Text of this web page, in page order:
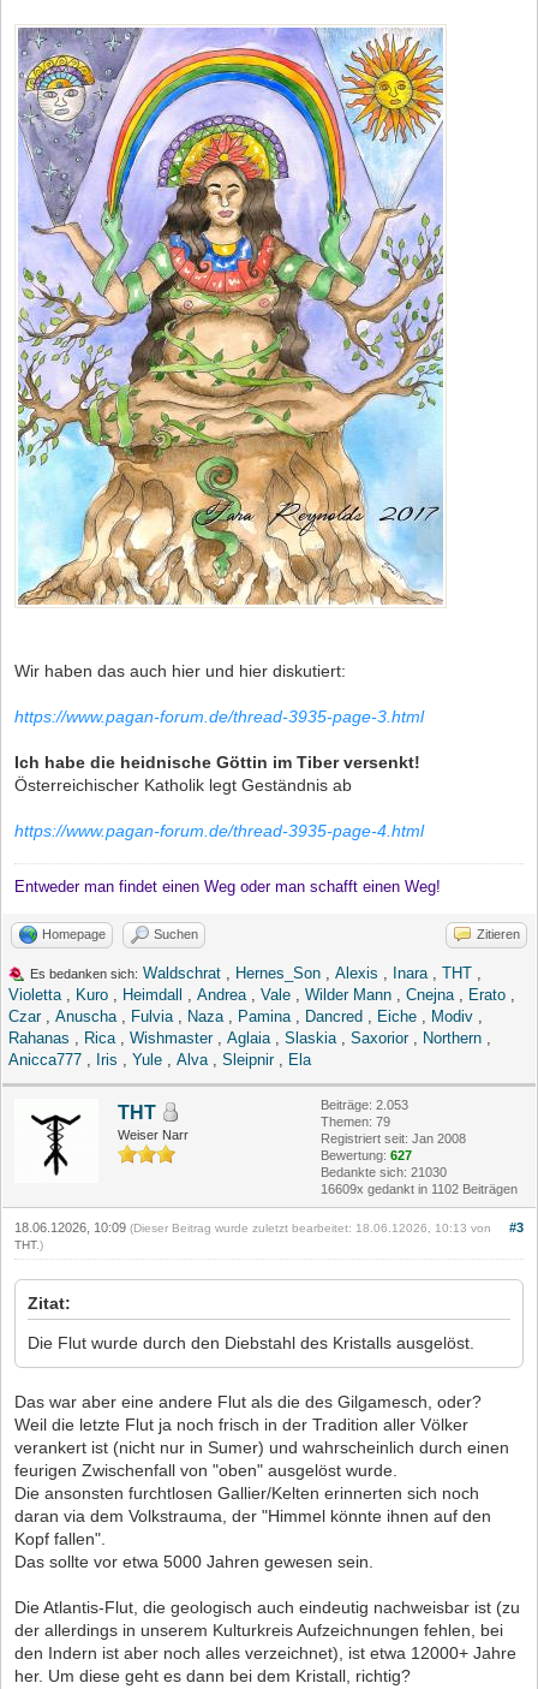
Wir haben das auch hier und hier diskutiert:
https://www.pagan-forum.de/thread-3935-page-3.html
Ich habe die heidnische Göttin im Tiber versenkt!
Österreichischer Katholik legt Geständnis ab
https://www.pagan-forum.de/thread-3935-page-4.html
Entweder man findet einen Weg oder man schafft einen Weg!
Homepage Suchen Zitieren
Es bedanken sich: Waldschrat Hernes_Son Alexis Inara THT
Violetta
Kuro Heimdall Andrea Vale Wilder Mann Cnejna Erato
Czar, Anuscha Fulvia Naza Pamina Dancred Eiche Modiv
Rahanas
Rica Wishmaster, Aglaia Slaskia Saxorior, Northern
Anicca777
Iris Yule Alva Sleipnir, Ela
THT
Weiser Narr
Beiträge: 2.053
Themen: 79
Registriert seit: Jan 2008
Bewertung: 627
Bedankte sich: 21030
16609x gedankt in 1102 Beiträgen
#3
18.06.12026, 10:09 (Dieser Beitrag wurde zuletzt bearbeitet: 18.06.12026, 10:13 von
THT.)
Zitat:
Die Flut wurde durch den Diebstahl des Kristalls ausgelöst.
Das war aber eine andere Flut als die des Gilgamesch, oder?
Weil die letzte Flut ja noch frisch in der Tradition aller Völker
verankert ist (nicht nur in Sumer) und wahrscheinlich durch einen
feurigen Zwischenfall von "oben" ausgelöst wurde.
Die ansonsten furchtlosen Gallier/Kelten erinnerten sich noch
daran via dem Volkstrauma, der "Himmel könnte ihnen auf den
Kopf fallen".
Das sollte vor etwa 5000 Jahren gewesen sein.
Die Atlantis-Flut, die geologisch auch eindeutig nachweisbar ist (zu
der allerdings in unserem Kulturkreis Aufzeichnungen fehlen, bei
den Indern ist aber noch alles verzeichnet), ist etwa 12000+ Jahre
her. Um diese geht es dann bei dem Kristall, richtig?